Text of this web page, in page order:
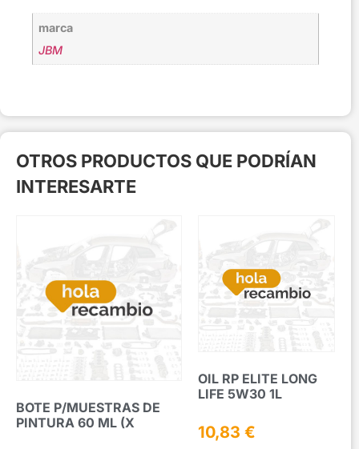
marca
JBM
OTROS PRODUCTOS QUE PODRÍAN
INTERESARTE
BOTE P/MUESTRAS DE
PINTURA 60 ML (X
OIL RP ELITE LONG
LIFE 5W30 1L
10,83 €